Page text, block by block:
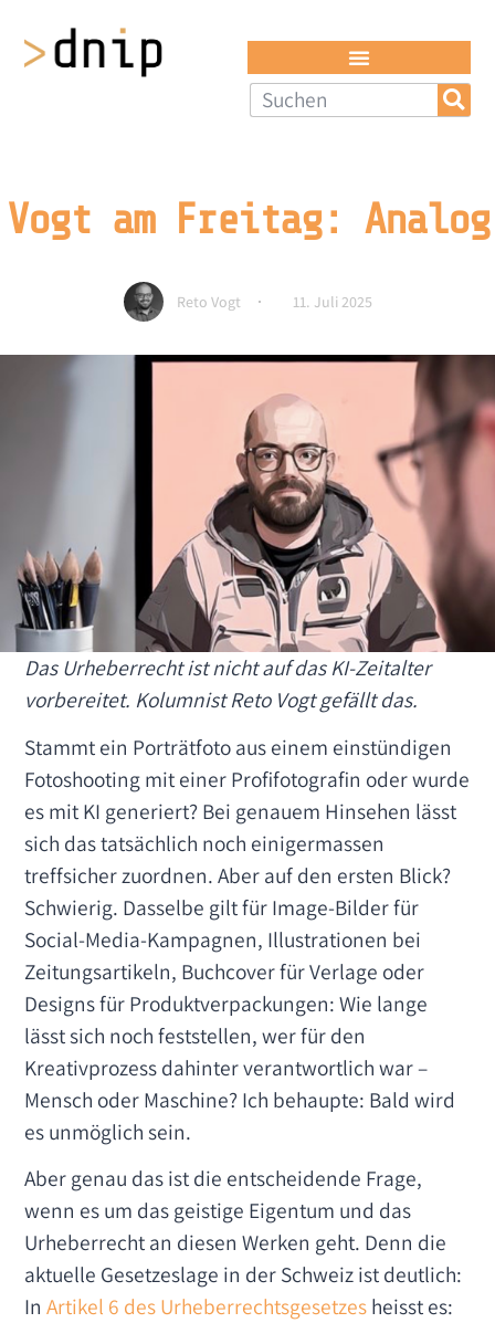
Vogt am Freitag: Analog
Reto Vogt 11. Juli 2025
Das Urheberrecht ist nicht auf das KI-Zeitalter
vorbereitet. Kolumnist Reto Vogt gefällt das.
Stammt ein Porträtfoto aus einem einstündigen
Fotoshooting mit einer Profifotografin oder wurde
es mit KI generiert? Bei genauem Hinsehen lässt
sich das tatsächlich noch einigermassen
treffsicher zuordnen. Aber auf den ersten Blick?
Schwierig. Dasselbe gilt für Image-Bilder für
Social-Media-Kampagnen, Illustrationen bei
Zeitungsartikeln, Buchcover für Verlage oder
Designs für Produktverpackungen: Wie lange
lässt sich noch feststellen, wer für den
Kreativprozess dahinter verantwortlich war –
Mensch oder Maschine? Ich behaupte: Bald wird
es unmöglich sein.
Aber genau das ist die entscheidende Frage,
wenn es um das geistige Eigentum und das
Urheberrecht an diesen Werken geht. Denn die
aktuelle Gesetzeslage in der Schweiz ist deutlich:
InArtikel 6 des Urheberrechtsgesetzesheisst es: